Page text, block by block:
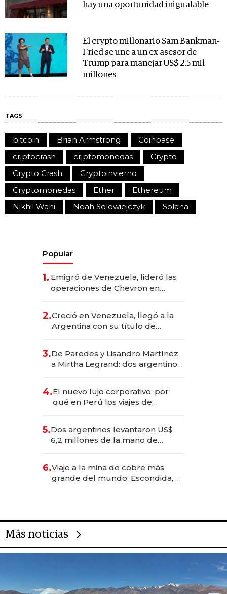
hay una oportunidad inigualable
El crypto millonario Sam Bankman-
Fried se une a un ex asesor de
Trump para manejar US$ 2.5 mil
millones
TAGS
bitcoin Brian Armstrong
Coinbase
criptocrash
criptomonedas
Crypto
Crypto Crash
Cryptoinvierno
Cryptomonedas
Ether
Ethereum
Nikhil Wahi
Noah Solowiejczyk Solana
Popular
1. Emigró de Venezuela, lideró las
operaciones de Chevron en
2.Creció en Venezuela, llegó a la
Argentina con su título de
las marcas "fast premium"
3.De Paredes y Lisandro Martínez
a Mirtha Legrand: dos argentinos
4.El nuevo lujo corporativo: por
qué en Perú los viajes de
para convertirse en experiencias
transformadoras
5.Dos argentinos levantaron US$
6,2 millones de la mano de
6.Viaje a la mina de cobre más
grande del mundo: Escondida, el
Más noticias